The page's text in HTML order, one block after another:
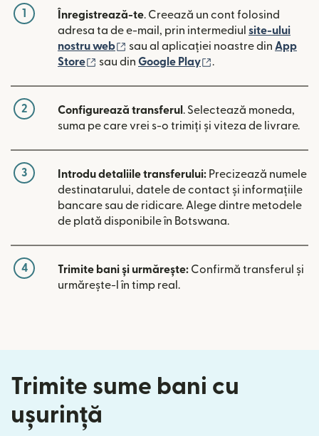
1 Înregistrează-te. Creează un cont folosind
adresa ta de e-mail, prin intermediul site-ului
nostru web
(se deschide într-o fereastră nouă)
sau al aplicației noastre din App
Store
(se deschide într-o fereastră nouă)
sau din Google Play .
2 Configurează transferul . Selectează moneda,
suma pe care vrei s-o trimiți și viteza de livrare.
3 Introdu detaliile transferului: Precizează numele
destinatarului, datele de contact și informațiile
bancare sau de ridicare. Alege dintre metodele
de plată disponibile în Botswana.
4 Trimite bani și urmărește: Confirmă transferul și
urmărește-l în timp real.
Trimite sume bani cu
ușurință